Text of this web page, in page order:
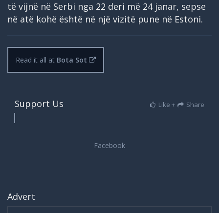
të vijnë në Serbi nga 22 deri më 24 janar, sepse
në atë kohë është në një vizitë pune në Estoni.
Read it all at Bota Sot
Support Us Like + Share
Advert